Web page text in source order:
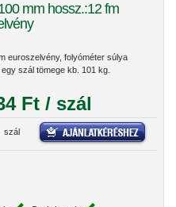
mm hossz.:12 fm
euroszelvény, folyóméter súlya
szál tömege kb. 101 kg.
Ft / szál
szál